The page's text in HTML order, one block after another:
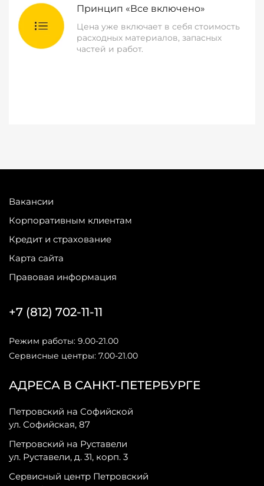
Принцип «Все включено»
Цена уже включает в себя стоимость
расходных материалов, запасных
частей и работ.
Вакансии
Корпоративным клиентам
Кредит и страхование
Карта сайта
Правовая информация
АДРЕСА В САНКТ-ПЕТЕРБУРГЕ
Петровский на Софийской
ул. Софийская, 87
Петровский на Руставели
ул. Руставели, д. 31, корп. 3
Сервисный центр Петровский
+7 (812) 702-11-11
Режим работы: 9.00-21.00
Сервисные центры: 7.00-21.00